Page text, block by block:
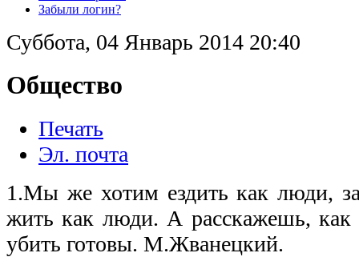
Забыли логин?
Суббота, 04 Январь 2014 20:40
Общество
Печать
Эл. почта
1.Мы же хотим ездить как люди,
жить как люди. А расскажешь, как
убить готовы. М.Жванецкий.